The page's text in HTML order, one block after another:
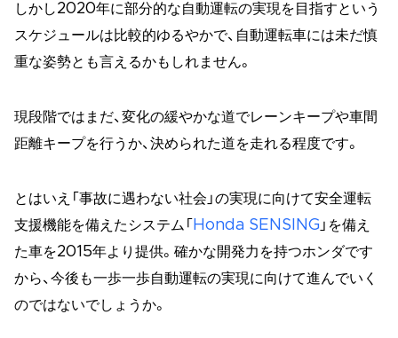
しかし2020年に部分的な自動運転の実現を目指すという
スケジュールは比較的ゆるやかで、自動運転車には未だ慎
重な姿勢とも言えるかもしれません。
現段階ではまだ、変化の緩やかな道でレーンキープや車間
距離キープを行うか、決められた道を走れる程度です。
とはいえ「事故に遇わない社会」の実現に向けて安全運転
支援機能を備えたシステム「 Honda SENSING 」を備え
た車を2015年より提供。確かな開発力を持つホンダです
から、今後も一歩一歩自動運転の実現に向けて進んでいく
のではないでしょうか。